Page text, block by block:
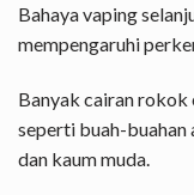
Bahaya vaping
mempengaruhi
Banyak cairan rokok
seperti buah-buahan
dan kaum muda.